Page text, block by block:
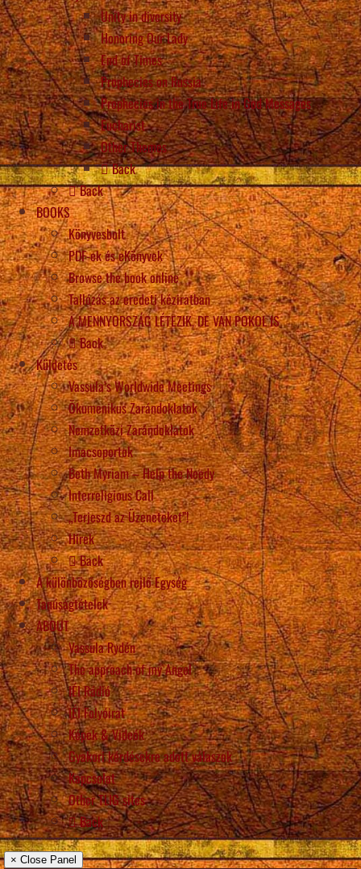
Unity in diversity
Honoring Our Lady
End of Times
Prophecies on Russia
Prophecies in the True Life in God Messages
Eucharist
Other Themes
Back
Back
BOOKS
Könyvesbolt
PDF-ek és eKönyvek
Browse the book online
Tallózás az eredeti kéziratban
A MENNYORSZÁG LÉTEZIK, DE VAN POKOL IS
Back
Küldetés
Vassula’s Worldwide Meetings
Ökumenikus Zarándoklatok
Nemzetközi Zarándoklatok
Imacsoportok
Beth Myriam – Help the Needy
Interreligious Call
„Terjeszd az Üzeneteket”!
Hírek
Back
A különbözőségben rejlő Egység
Tanúságtételek
ABOUT
Vassula Rydén
The approach of my Angel
IÉI Rádió
IÉI Folyóirat
Képek & Videók
Gyakori kérdésekre adott válaszok
Kapcsolat
Other TLIG sites
Back
× Close Panel